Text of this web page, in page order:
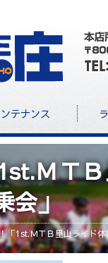
テナンス
ＭＴ
会」
「1st.ＭＴＢ里山ライド